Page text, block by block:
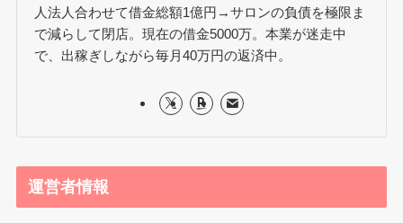
人法人合わせて借金総額1億円→サロンの負債を極限ま
で減らして閉店。現在の借金5000万。本業が迷走中
で、出稼ぎしながら毎月40万円の返済中。
運営者情報